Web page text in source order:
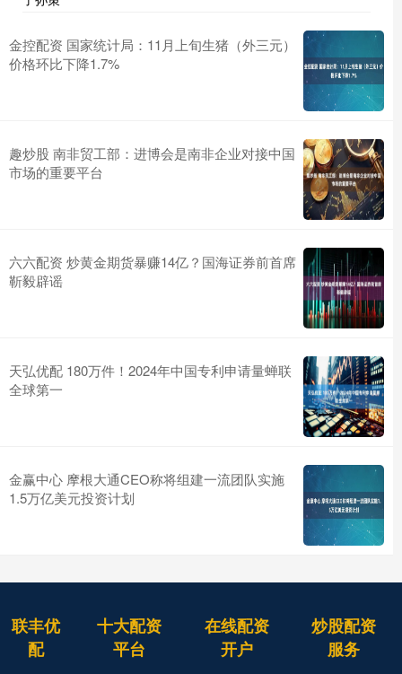
金控配资 国家统计局：11月上旬生猪（外三元）
价格环比下降1.7%
趣炒股 南非贸工部：进博会是南非企业对接中国
市场的重要平台
六六配资 炒黄金期货暴赚14亿？国海证券前首席
靳毅辟谣
天弘优配 180万件！2024年中国专利申请量蝉联
全球第一
金赢中心 摩根大通CEO称将组建一流团队实施
1.5万亿美元投资计划
联丰优
配
十大配资
平台
在线配资
开户
炒股配资
服务